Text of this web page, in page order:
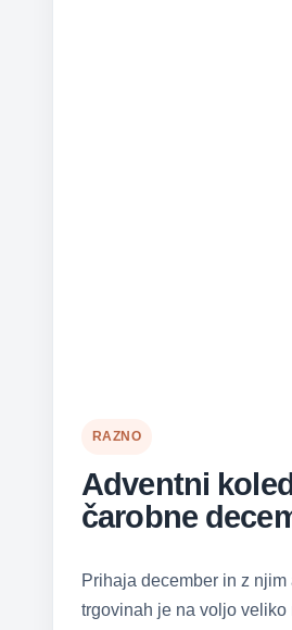
RAZNO
Adventni
čarobne
Prihaja december in z
trgovinah je na voljo